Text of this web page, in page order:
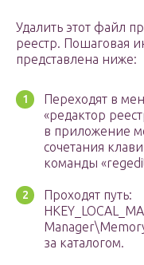
Удалить этот файл
реестр. Пошаговая
представлена ниже:
Переходят в
«редактор
в приложение
сочетания
команды
Проходят путь:
за каталогом.